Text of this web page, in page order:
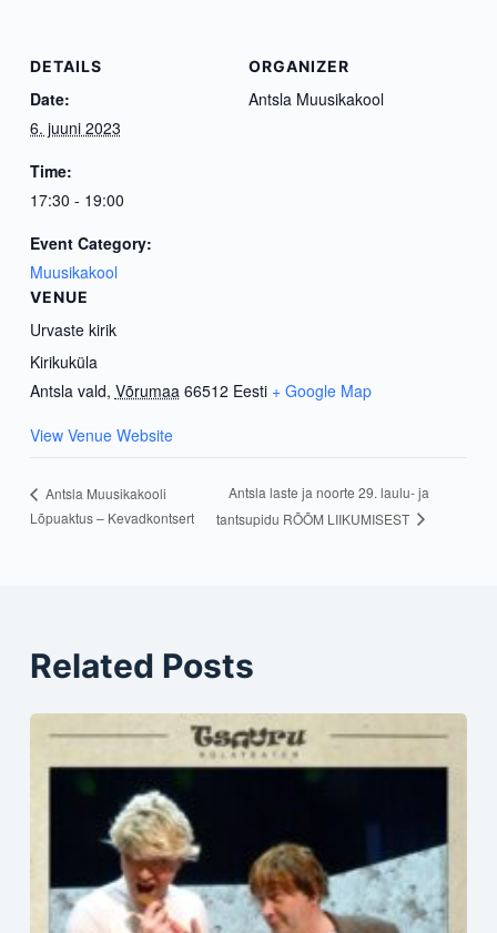
DETAILS
Date:
6. juuni 2023
Time:
17:30 - 19:00
Event Category:
Muusikakool
VENUE
Urvaste kirik
Kirikuküla
Antsla vald, Võrumaa 66512 Eesti + Google Map
View Venue Website
ORGANIZER
Antsla Muusikakool
Antsla Muusikakooli
Lõpuaktus – Kevadkontsert
Antsla laste ja noorte 29. laulu- ja
tantsupidu RÕÕM LIIKUMISEST
Related Posts